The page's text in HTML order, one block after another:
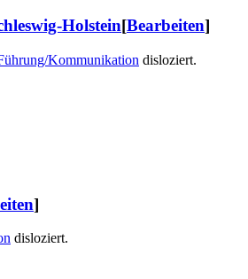
Holstein[Bearbeiten]
Kommunikation disloziert.
]
disloziert.